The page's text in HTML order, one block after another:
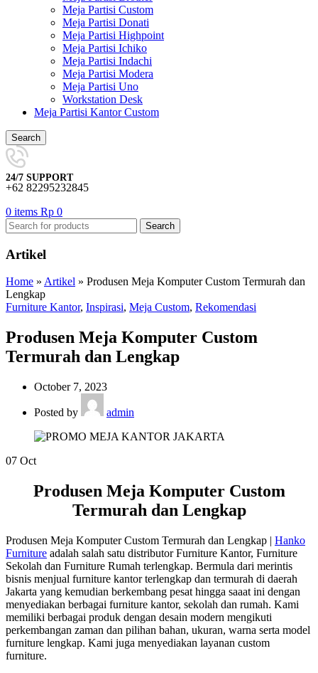
Meja Partisi Custom
Meja Partisi Donati
Meja Partisi Highpoint
Meja Partisi Ichiko
Meja Partisi Indachi
Meja Partisi Modera
Meja Partisi Uno
Workstation Desk
Meja Partisi Kantor Custom
Search
24/7 SUPPORT
+62 82295232845
0 items Rp 0
Search
Artikel
Home » Artikel » Produsen Meja Komputer Custom Termurah dan
Lengkap
Furniture Kantor, Inspirasi, Meja Custom, Rekomendasi
Produsen Meja Komputer Custom
Termurah dan Lengkap
October 7, 2023
Posted by admin
07 Oct
Produsen Meja Komputer Custom
Termurah dan Lengkap
Produsen Meja Komputer Custom Termurah dan Lengkap | Hanko
Furniture adalah salah satu distributor Furniture Kantor, Furniture
Sekolah dan Furniture Rumah terlengkap. Bermula dari merintis
bisnis menjual furniture kantor terlengkap dan termurah di daerah
Jakarta yang kemudian berkembang pesat hingga saaat ini dengan
menyediakan berbagai furniture kantor, sekolah dan rumah. Kami
memiliki berbagai produk dengan desain modern mengikuti
perkembangan zaman dan pilihan bahan, ukuran, warna serta model
furniture lengkap. Kami juga menyediakan layanan custom
furniture.